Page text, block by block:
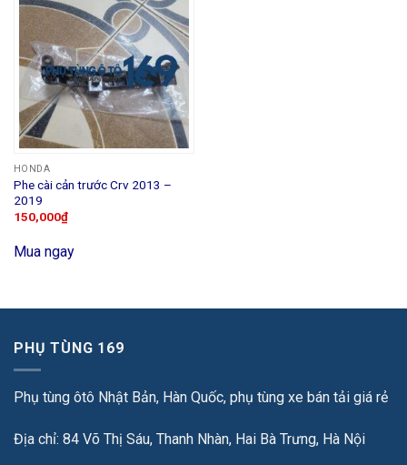
HONDA
Phe cài cản trước Crv 2013 –
2019
150,000₫
Mua ngay
PHỤ TÙNG 169
Phụ tùng ôtô Nhật Bản, Hàn Quốc, phụ tùng xe bán tải giá rẻ
Địa chỉ: 84 Võ Thị Sáu, Thanh Nhàn, Hai Bà Trưng, Hà Nội